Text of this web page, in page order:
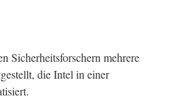
Sicherheitsforschern mehrere
die Intel in einer